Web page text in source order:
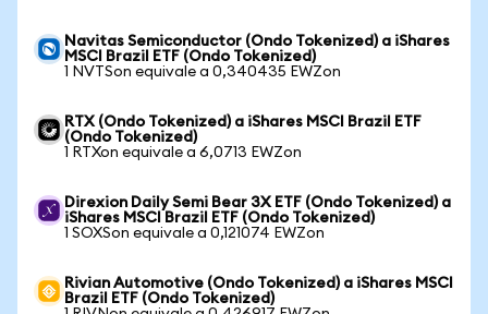
Navitas Semiconductor (Ondo Tokenized) a iShares
MSCI Brazil ETF (Ondo Tokenized)
1 NVTSon equivale a 0,340435 EWZon
RTX (Ondo Tokenized) a iShares MSCI Brazil ETF
(Ondo Tokenized)
1 RTXon equivale a 6,0713 EWZon
Direxion Daily Semi Bear 3X ETF (Ondo Tokenized) a
iShares MSCI Brazil ETF (Ondo Tokenized)
1 SOXSon equivale a 0,121074 EWZon
Rivian Automotive (Ondo Tokenized) a iShares MSCI
Brazil ETF (Ondo Tokenized)